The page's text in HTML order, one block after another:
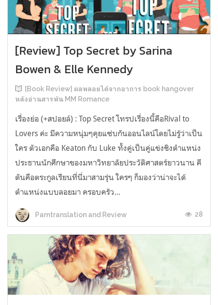
[Review] Top Secret by Sarina
Bowen & Elle Kennedy
[Book Review] ผลพลอยได้จากอาการ book hangover
หลังอ่านสารพัน MM Romance
เรื่องย่อ (+สปอยล์) : Top Secret โทรปเรื่องนี้คือRival to
Lovers ค่ะ มีความหนุ่มๆคุยแซ่บกันออนไลน์โดยไม่รู้ว่าเป็น
ใคร ตัวเอกคือ Keaton กับ Luke ทั้งคู่เป็นคู่แข่งชิงตำแหน่ง
ประธานนักศึกษาของมหาวิทยาลัยประวัติศาสตร์ยาวนาน คี
ตันคือตระกูลเรียนที่นี่มาสามรุ่น ใครๆ ก็มองว่าน่าจะได้
ตำแหน่งแบบลอยมา ครอบครัว...
Parntranslation and Review 28